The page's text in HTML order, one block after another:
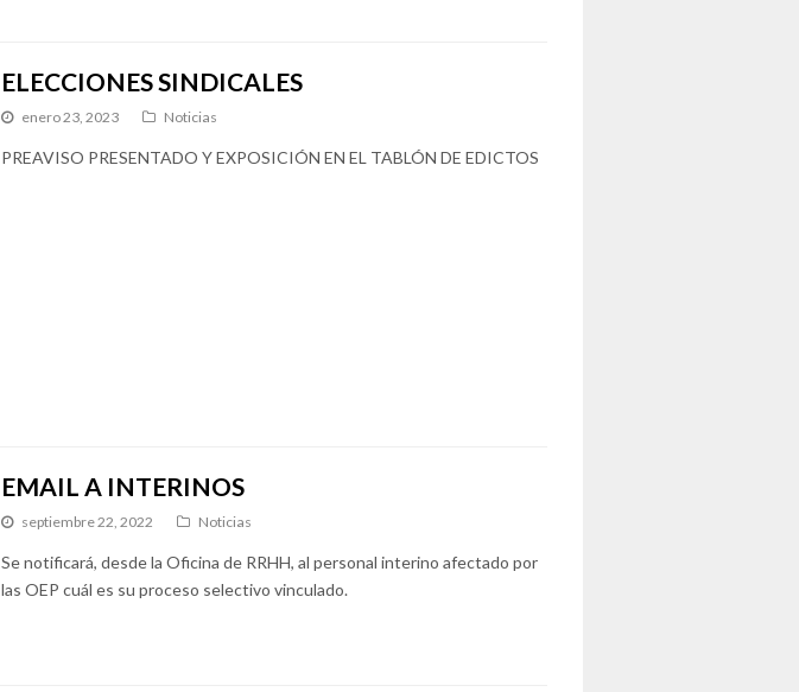
ELECCIONES SINDICALES
enero 23, 2023 Noticias
PREAVISO PRESENTADO Y EXPOSICIÓN EN EL TABLÓN DE EDICTOS
EMAIL A INTERINOS
septiembre 22, 2022 Noticias
Se notificará, desde la Oficina de RRHH, al personal interino afectado por
las OEP cuál es su proceso selectivo vinculado.